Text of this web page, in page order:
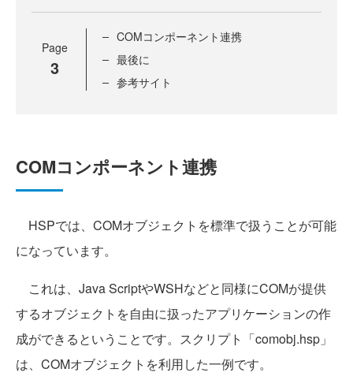
Page
3
COMコンポーネント連携
最後に
参考サイト
COMコンポーネント連携
HSPでは、COMオブジェクトを標準で扱うことが可能
になっています。
これは、Java ScriptやWSHなどと同様にCOMが提供
するオブジェクトを自由に扱ったアプリケーションの作
成ができるということです。スクリプト「comobj.hsp」
は、COMオブジェクトを利用した一例です。